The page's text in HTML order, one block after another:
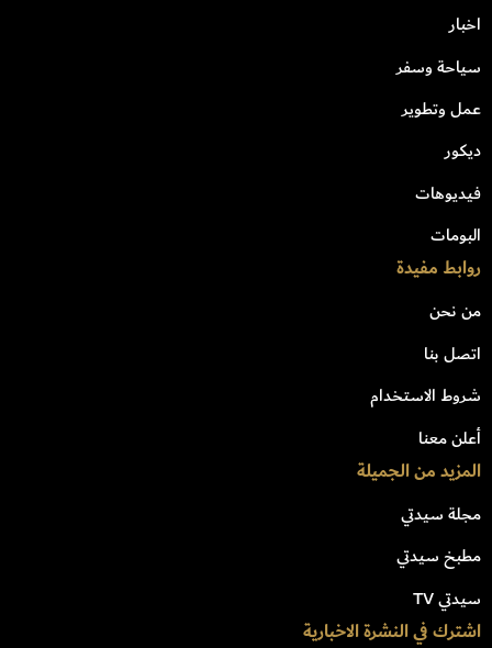
اخبار
سياحة وسفر
عمل وتطوير
ديكور
فيديوهات
البومات
روابط مفيدة
من نحن
اتصل بنا
شروط الاستخدام
أعلن معنا
المزيد من الجميلة
مجلة سيدتي
مطبخ سيدتي
سيدتي TV
اشترك في النشرة الاخبارية